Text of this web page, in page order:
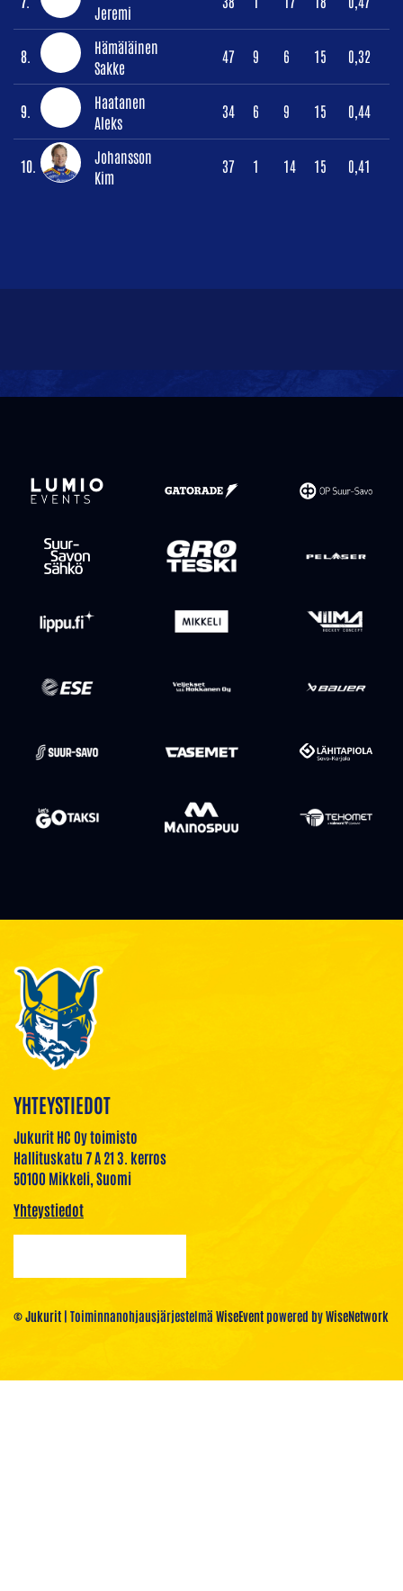
Jeremi
8.
Hämäläinen
Sakke
47 9 6 15 0,32
9.
Haatanen
Aleks
34 6 9 15 0,44
10.
Johansson
Kim
37 1 14 15 0,41
YHTEYSTIEDOT
Jukurit HC Oy toimisto
Hallituskatu 7 A 21 3. kerros
50100 Mikkeli, Suomi
Yhteystiedot
© Jukurit | Toiminnanohjausjärjestelmä WiseEventpowered byWiseNetwork